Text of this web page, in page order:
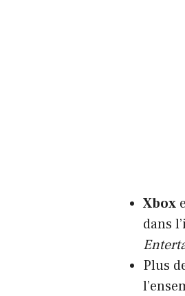
Xbox
dans
Plus